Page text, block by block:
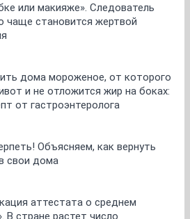
или макияже». Следователь
чаще становится жертвой
дома мороженое, от которого
и не отложится жир на боках:
от гастроэнтеролога
Объясняем, как вернуть
свои дома
аттестата о среднем
В стране растет число